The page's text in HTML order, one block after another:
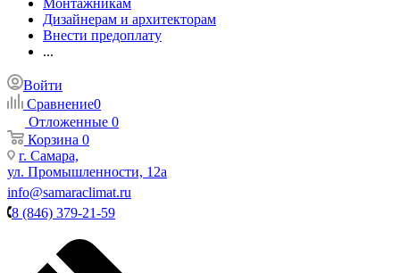
Монтажникам
Дизайнерам и архитекторам
Внести предоплату
...
Войти
Сравнение0
Отложенные 0
Корзина 0
г. Самара,
ул. Промышленности, 12а
info@samaraclimat.ru
8 (846) 379-21-59